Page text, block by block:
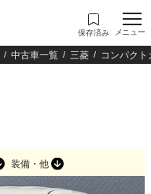
保存済み メニュー
中古車一覧 三菱 コンパクト
装備・他